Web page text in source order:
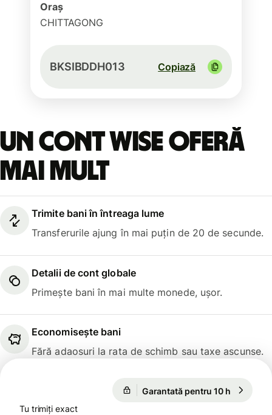
Oraș
CHITTAGONG
BKSIBDDH013 Copiază
Un cont Wise oferă
mai mult
Trimite bani în întreaga lume
Transferurile ajung în mai puțin de 20 de secunde.
Detalii de cont globale
Primește bani în mai multe monede, ușor.
Economisește bani
Fără adaosuri la rata de schimb sau taxe ascunse.
Garantată pentru 10 h
Tu trimiți exact